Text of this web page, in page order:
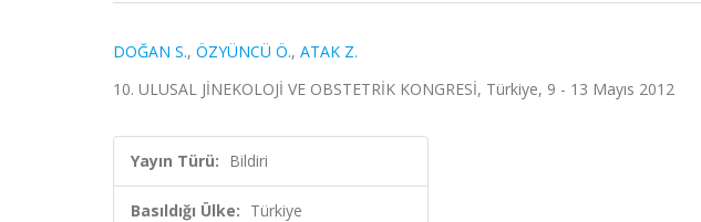
DOĞAN S., ÖZYÜNCÜ Ö., ATAK Z.
10. ULUSAL JİNEKOLOJİ VE OBSTETRİK KONGRESİ, Türkiye, 9 - 13 Mayıs 2012
Yayın Türü: Bildiri
Basıldığı Ülke: Türkiye